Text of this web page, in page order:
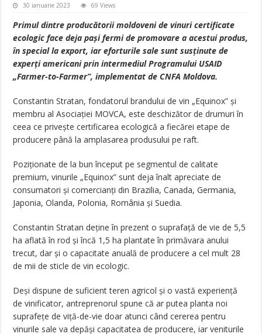
30 ianuarie 2023 69 Views
Primul dintre producătorii moldoveni de vinuri certificate
ecologic face deja pași fermi de promovare a acestui produs,
în special la export, iar eforturile sale sunt susținute de
experți americani prin intermediul Programului USAID
„Farmer-to-Farmer”, implementat de CNFA Moldova.
Constantin Stratan, fondatorul brandului de vin „Equinox” și
membru al Asociației MOVCA, este deschizător de drumuri în
ceea ce privește certificarea ecologică a fiecărei etape de
producere până la amplasarea produsului pe raft.
Poziționate de la bun început pe segmentul de calitate
premium, vinurile „Equinox” sunt deja înalt apreciate de
consumatori și comercianți din Brazilia, Canada, Germania,
Japonia, Olanda, Polonia, România și Suedia.
Constantin Stratan deține în prezent o suprafață de vie de 5,5
ha aflată în rod și încă 1,5 ha plantate în primăvara anului
trecut, dar și o capacitate anuală de producere a cel mult 28
de mii de sticle de vin ecologic.
Deși dispune de suficient teren agricol și o vastă experiență
de vinificator, antreprenorul spune că ar putea planta noi
suprafețe de viță-de-vie doar atunci când cererea pentru
vinurile sale va depăși capacitatea de producere, iar veniturile